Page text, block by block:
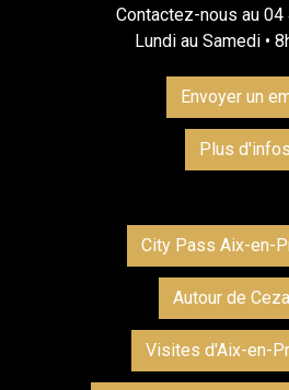
Contactez-nous au 04
Lundi au Samedi •
Envoyer un
Plus d'infos
City Pass Aix-en-
Autour de
Visites d'Aix-en-